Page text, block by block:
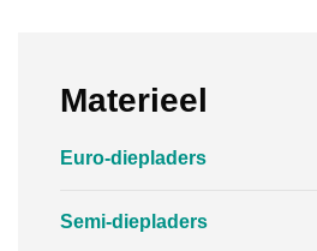
Materieel
Euro-diepladers
Semi-diepladers